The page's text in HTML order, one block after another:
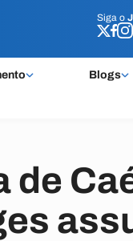
Siga o
Blogs
Siga o
de